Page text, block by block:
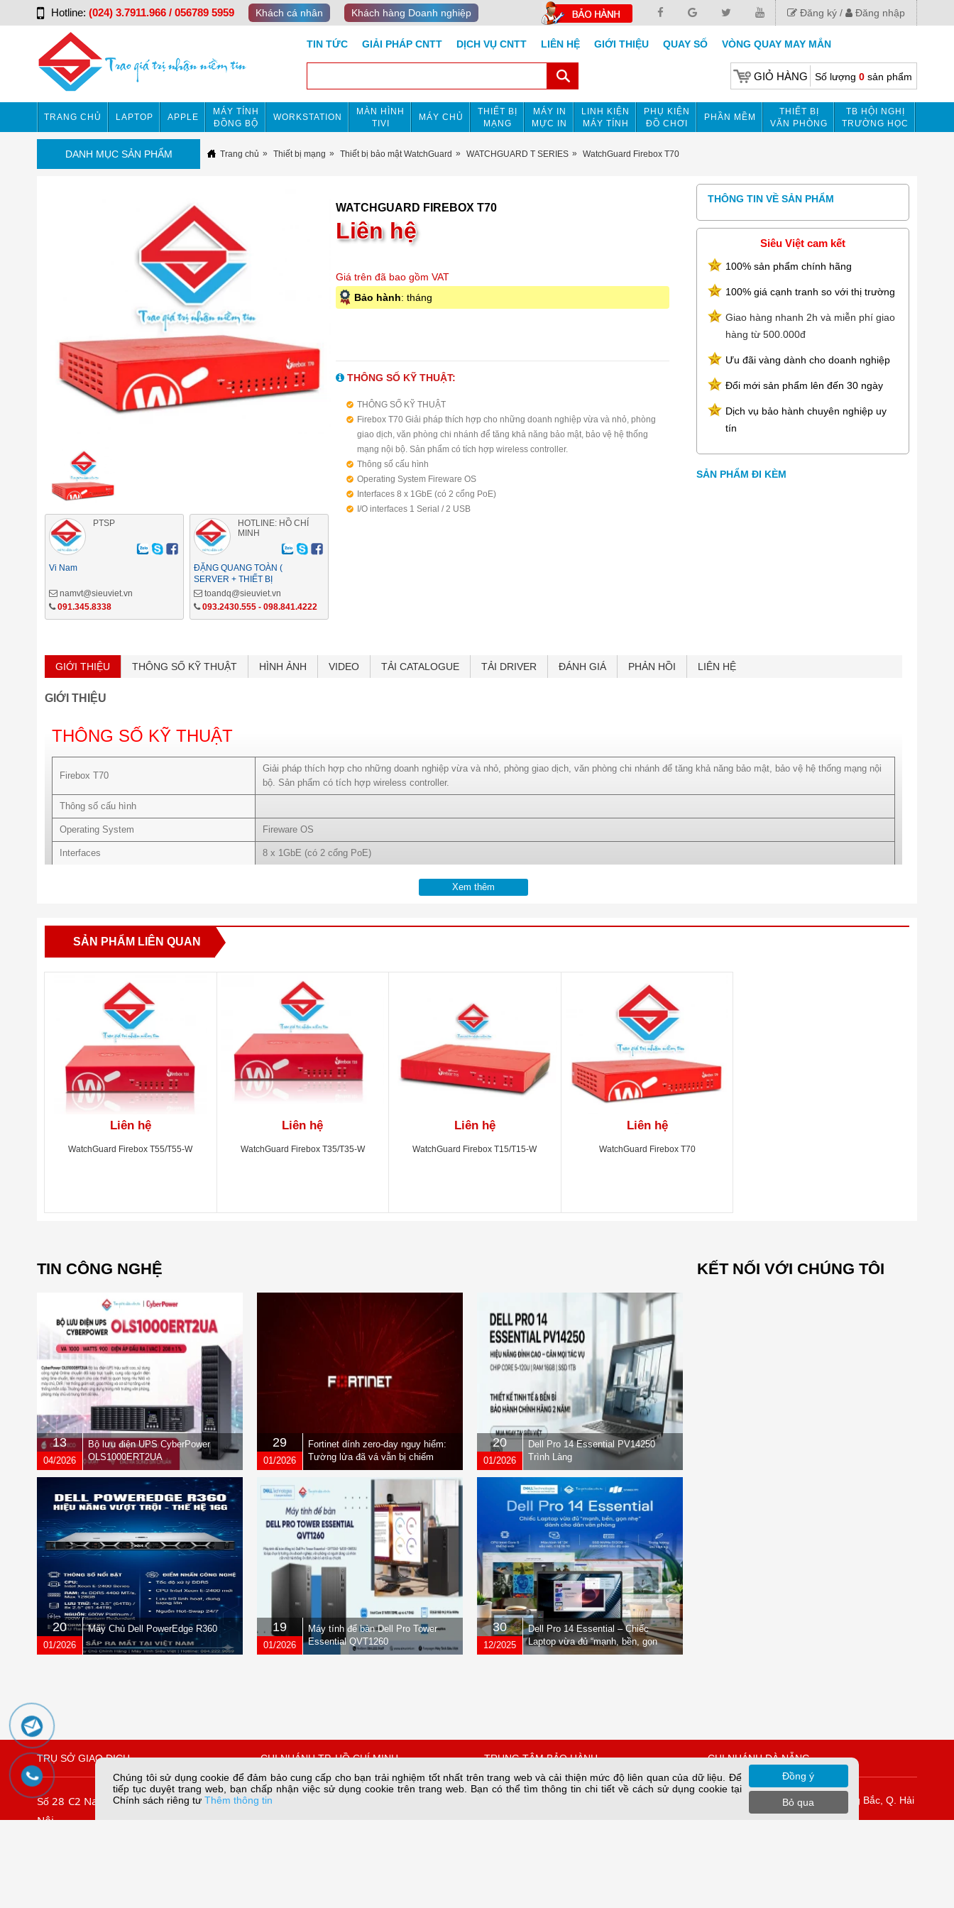
Hotline: (024) 3.7911.966 / 056789 5959 Khách cá nhân Khách hàng Doanh nghiệp Đăng ký Đăng nhập
TIN TỨC GIẢI PHÁP CNTT DỊCH VỤ CNTT LIÊN HỆ GIỚI THIỆU QUAY SỐ VÒNG QUAY MAY MẮN
GIỎ HÀNG Số lượng 0sản phẩm
TRANG CHỦ LAPTOP APPLE
MÁY TÍNH
ĐỒNG BỘ
WORKSTATION
MÀN HÌNH
TIVI
MÁY CHỦ
THIẾT BỊ
MẠNG
MÁY IN
MỰC IN
LINH KIỆN
MÁY TÍNH
PHỤ KIỆN
ĐỒ CHƠI
PHẦN MỀM
THIẾT BỊ
VĂN PHÒNG
TB HỘI NGHỊ
TRƯỜNG HỌC
DANH MỤC SẢN PHẨM Trang chủ Thiết bị mạng Thiết bị bảo mật WatchGuard WATCHGUARD T SERIES WatchGuard Firebox T70
PTSP
Vi Nam
namvt@sieuviet.vn
091.345.8338
HOTLINE: HỒ CHÍ
MINH
ĐẶNG QUANG TOÀN (
SERVER + THIẾT BỊ
MẠNG)
toandq@sieuviet.vn
093.2430.555 - 098.841.4222
WATCHGUARD FIREBOX T70
Liên hệ
Giá trên đã bao gồm VAT
Bảo hành: tháng
THÔNG SỐ KỸ THUẬT:
THÔNG SỐ KỸ THUẬT
Firebox T70 Giải pháp thích hợp cho những doanh nghiệp vừa và nhỏ, phòng
giao dịch, văn phòng chi nhánh để tăng khả năng bảo mật, bảo vệ hệ thống
mạng nội bộ. Sản phẩm có tích hợp wireless controller.
Thông số cấu hình
Operating System Fireware OS
Interfaces 8 x 1GbE (có 2 cổng PoE)
I/O interfaces 1 Serial / 2 USB
Branch Office VPN 50
Mobile VPN IPSec 60
Virtual IP for server load balancing
THÔNG TIN VỀ SẢN PHẨM
Siêu Việt cam kết
100% sản phẩm chính hãng
100% giá cạnh tranh so với thị trường
Giao hàng nhanh 2h và miễn phí giao
hàng từ 500.000đ
Ưu đãi vàng dành cho doanh nghiệp
Đổi mới sản phẩm lên đến 30 ngày
Dịch vụ bảo hành chuyên nghiệp uy
tín
SẢN PHẨM ĐI KÈM
GIỚI THIỆU THÔNG SỐ KỸ THUẬT HÌNH ẢNH VIDEO TẢI CATALOGUE TẢI DRIVER ĐÁNH GIÁ PHẢN HỒI LIÊN HỆ
GIỚI THIỆU
THÔNG SỐ KỸ THUẬT
Firebox T70
Giải pháp thích hợp cho những doanh nghiệp vừa và nhỏ, phòng giao dịch, văn phòng chi nhánh để tăng khả năng bảo mật, bảo vệ hệ thống mạng nội
bộ. Sản phẩm có tích hợp wireless controller.
Thông số cấu hình
Operating System Fireware OS
Interfaces 8 x 1GbE (có 2 cổng PoE)
Firewall throughput
VPN throughput 740 Mbps
AV throughput 1.2 Gbps
IPS throughput 1.5 Gbps
UTM throughput 1.1 Gbps
VLAN support 75
Authenticated users limit 500
Advanced Networking
Xem thêm
SẢN PHẨM LIÊN QUAN
Liên hệ
WatchGuard Firebox T55/T55-W
Liên hệ
WatchGuard Firebox T35/T35-W
Liên hệ
WatchGuard Firebox T15/T15-W
Liên hệ
WatchGuard Firebox T70
TIN CÔNG NGHỆ
13
04/2026
Bộ lưu điện UPS CyberPower
OLS1000ERT2UA
29
01/2026
Fortinet dính zero-day nguy hiểm:
Tường lửa đã vá vẫn bị chiếm
quyền
20
01/2026
Dell Pro 14 Essential PV14250
Trình Làng
20
01/2026
Máy Chủ Dell PowerEdge R360 19
01/2026
Máy tính để bàn Dell Pro Tower
Essential QVT1260
30
12/2025
Dell Pro 14 Essential – Chiếc
Laptop vừa đủ “mạnh, bền, gọn
nhẹ” dành cho dân văn phòng
KẾT NỐI VỚI CHÚNG TÔI
TRỤ SỞ GIAO DỊCH
Số 28 C2 Nam Trung Yên, Yên Hòa, Hà
Nội.
CHI NHÁNH TP. HỒ CHÍ MINH
109/45 Lê Quốc Hưng, Phường Xóm
TRUNG TÂM BẢO HÀNH CHI NHÁNH ĐÀ NẴNG
K42/H2/14 Tiểu La, P. Hòa Cường Bắc, Q. Hải
Châu, TP. Đà Nẵng.
Chúng tôi sử dụng cookie để đảm bảo cung cấp cho bạn trải nghiệm tốt nhất trên trang web và cải thiện mức độ liên quan của dữ liệu. Để
tiếp tục duyệt trang web, bạn chấp nhận việc sử dụng cookie trên trang web. Bạn có thể tìm thông tin chi tiết về cách sử dụng cookie tại
Chính sách riêng tưThêm thông tin
Đồng ý
Bỏ qua